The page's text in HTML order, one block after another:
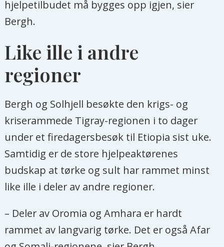
hjelpetilbudet må bygges opp igjen, sier
Bergh.
Like ille i andre
regioner
Bergh og Solhjell besøkte den krigs- og
kriserammede Tigray-regionen i to dager
under et firedagersbesøk til Etiopia sist uke.
Samtidig er de store hjelpeaktørenes
budskap at tørke og sult har rammet minst
like ille i deler av andre regioner.
– Deler av Oromia og Amhara er hardt
rammet av langvarig tørke. Det er også Afar